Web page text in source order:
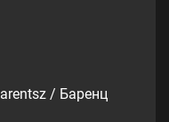
/ Баренц